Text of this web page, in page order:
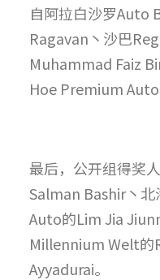
自阿拉白沙罗Auto
Ragavan丶沙巴
Muhammad Faiz
Hoe Premium Auto
最后，公开组得奖
Salman Bashir丶
Auto的Lim Jia
Millennium Welt的
Ayyadurai。